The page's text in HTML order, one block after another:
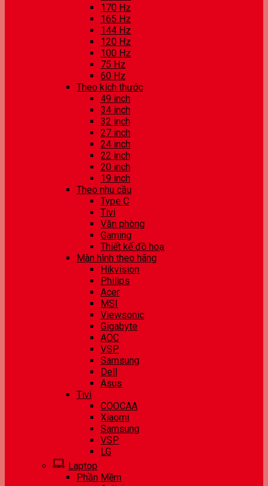
170 Hz
165 Hz
144 Hz
120 Hz
100 Hz
75 Hz
60 Hz
Theo kích thước
49 inch
34 inch
32 inch
27 inch
24 inch
22 inch
20 inch
19 inch
Theo nhu cầu
Type C
Tivi
Văn phòng
Gaming
Thiết kế đồ hoạ
Màn hình theo hãng
Hikvision
Philips
Acer
MSI
Viewsonic
Gigabyte
AOC
VSP
Samsung
Dell
Asus
Tivi
COOCAA
Xiaomi
Samsung
VSP
LG
Laptop
Phần Mềm